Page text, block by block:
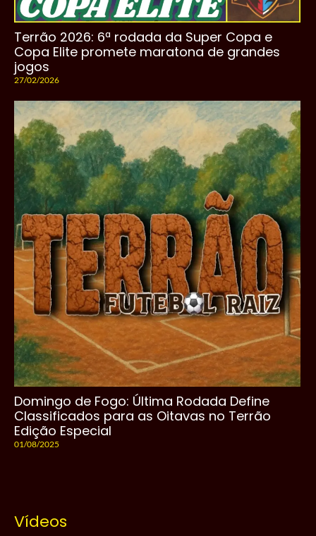
Terrão 2026: 6ª rodada da Super Copa e
Copa Elite promete maratona de grandes
jogos
27/02/2026
Domingo de Fogo: Última Rodada Define
Classificados para as Oitavas no Terrão
Edição Especial
01/08/2025
Vídeos